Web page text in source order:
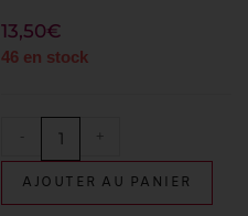
13,50€
46 en stock
- +
AJOUTER AU PANIER